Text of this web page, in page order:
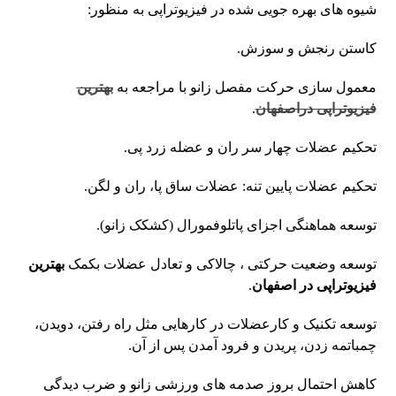
شیوه های بهره جویی شده در فیزیوتراپی به منظور:
کاستن رنجش و سوزش.
معمول سازی حرکت مفصل زانو با مراجعه بهبهترین
فیزیوتراپی دراصفهان.
تحکیم عضلات چهار سر ران و عضله زرد پی.
تحکیم عضلات پایین تنه: عضلات ساق پا، ران و لگن.
توسعه هماهنگی اجزای پاتلوفمورال (کشکک زانو).
توسعه وضعیت حرکتی ، چالاکی و تعادل عضلات بکمکبهترین
فیزیوتراپی در اصفهان.
توسعه تکنیک و کارعضلات در کارهایی مثل راه رفتن، دویدن،
چمباتمه زدن، پریدن و فرود آمدن پس از آن.
کاهش احتمال بروز صدمه های ورزشی زانو و ضرب دیدگی